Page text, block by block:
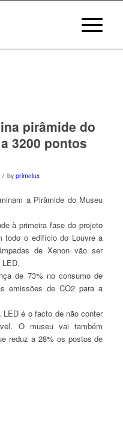
pirâmide do
3200 pontos
/ by primelux
a Pirâmide do Museu
à primeira fase do projeto
todo o edifício do Louvre a
de Xenon vão ser
de 73% no consumo de
emissões de CO2 para a
é o facto de não conter
O museu vai também
reduz a 28% os postos de